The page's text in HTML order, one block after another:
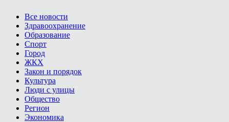
Все новости
Здравоохранение
Образование
Спорт
Город
ЖКХ
Закон и порядок
Культура
Люди с улицы
Общество
Регион
Экономика